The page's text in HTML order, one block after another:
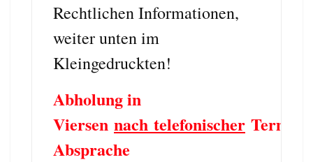
Rechtlichen Informationen,
weiter unten im
Kleingedruckten!
Abholung in
Viersen nach telefonischer Termin
Absprache